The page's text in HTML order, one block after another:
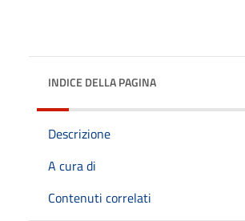
INDICE DELLA PAGINA
Descrizione
A cura di
Contenuti correlati